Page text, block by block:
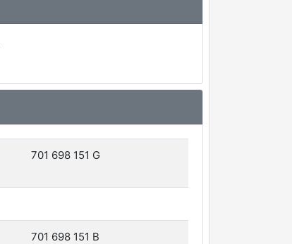
701 698 151 G
701 698 151 B